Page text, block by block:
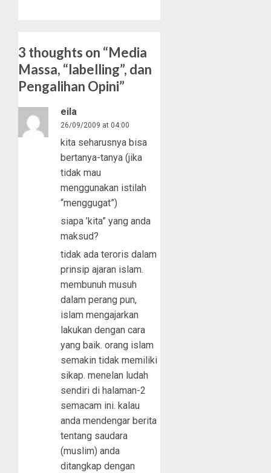
3 thoughts on “Media
Massa, “labelling”, dan
Pengalihan Opini”
eila
26/09/2009 at 04:00
kita seharusnya bisa
bertanya-tanya (jika
tidak mau
menggunakan istilah
“menggugat”)
siapa ’kita” yang anda
maksud?
tidak ada teroris dalam
prinsip ajaran islam.
membunuh musuh
dalam perang pun,
islam mengajarkan
lakukan dengan cara
yang baik. orang islam
semakin tidak memiliki
sikap. menelan ludah
sendiri di halaman-2
semacam ini. kalau
anda mendengar berita
tentang saudara
(muslim) anda
ditangkap dengan